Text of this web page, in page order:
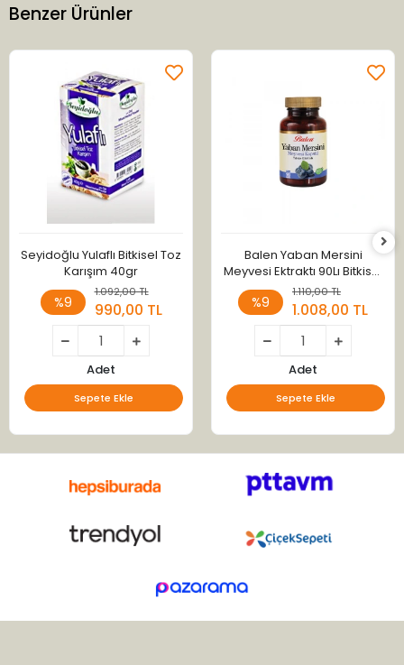
Benzer Ürünler
Seyidoğlu Yulaflı Bitkisel Toz
Karışım 40gr
%9
1.092,00 TL
990,00 TL
Adet
Sepete Ekle
Balen Yaban Mersini
Meyvesi Ektraktı 90Lı Bitkisel
Kapsül 375Mg
%9
1.110,00 TL
1.008,00 TL
Adet
Sepete Ekle